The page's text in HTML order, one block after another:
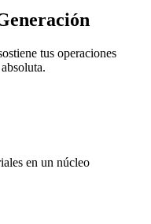
tus operaciones
en un núcleo